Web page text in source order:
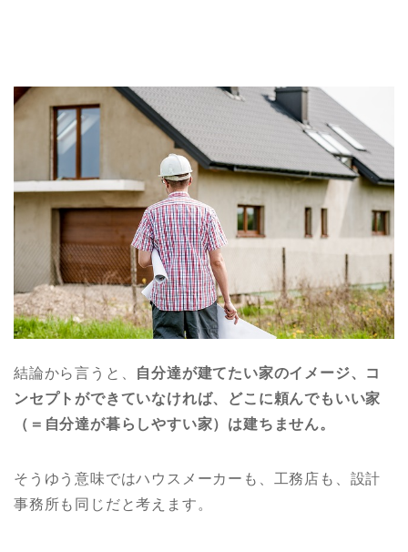
結論から言うと、 自分達が建てたい家のイメージ、コ
ンセプトができていなければ、どこに頼んでもいい家
（＝自分達が暮らしやすい家）は建ちません。
そうゆう意味ではハウスメーカーも、工務店も、設計
事務所も同じだと考えます。